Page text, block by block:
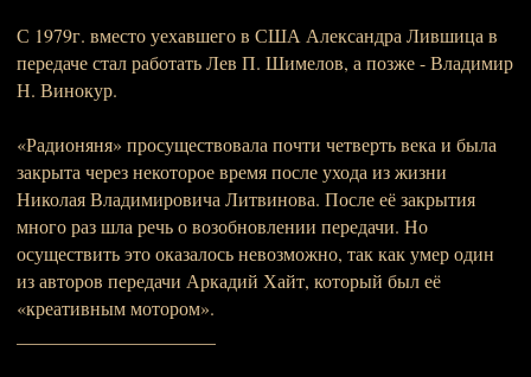
С 1979г. вместо уехавшего в США Александра Лившица в
передаче стал работать Лев П. Шимелов, а позже - Владимир
Н. Винокур.
«Радионяня» просуществовала почти четверть века и была
закрыта через некоторое время после ухода из жизни
Николая Владимировича Литвинова. После её закрытия
много раз шла речь о возобновлении передачи. Но
осуществить это оказалось невозможно, так как умер один
из авторов передачи Аркадий Хайт, который был её
«креативным мотором».